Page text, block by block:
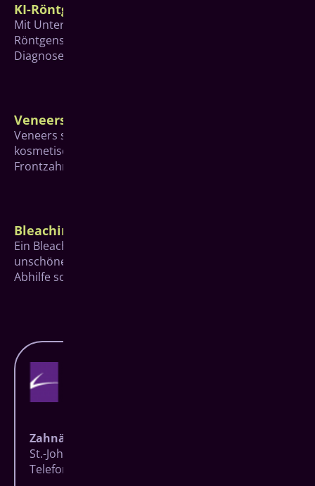
KI-Röntgen
Mit Unterstützung des hochmodernen KI-
Röntgensystems X-Ray Insights von Align werden
Diagnosen noch präziser.
Veneers
Veneers sind keramische Verblendschalen, die für
kosmetische Veränderungen hauptsächlich im
Frontzahnbereich eingesetzt werden.
Bleaching
Ein Bleaching, also das Aufhellen der Zähne, kann bei
unschönen gelblichen oder gräulichen Verfärbungen
Abhilfe schaffen.
Zahnärzte Baumgarten
St.-Johann-Straße 27 | 57074 Siegen
Telefon